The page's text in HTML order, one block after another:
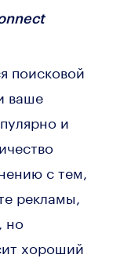
поисковой
ваше
и
с тем,
рекламы,
но
хороший